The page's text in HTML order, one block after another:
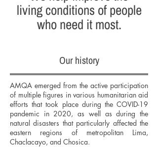
living conditions of people
who need it most.
Our history
AMQA emerged from the active participation
of multiple figures in various humanitarian aid
efforts that took place during the COVID-19
pandemic in 2020, as well as during the
natural disasters that particularly affected the
eastern regions of metropolitan Lima,
Chaclacayo, and Chosica.